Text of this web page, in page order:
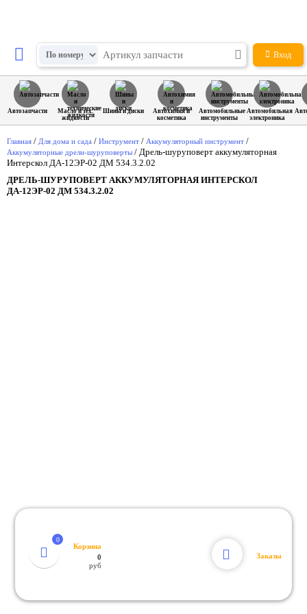
Вход
Корзина
0
руб
Заказы
Автозапчасти
Масло и тех.
жидкости
Шины и диски
Автохимия и
косметика
Автомобильные
инструменты
Автомобильная
электроника
Главная / Для дома и сада / Инструмент / Аккумуляторный инструмент /
Аккумуляторные дрели-шуруповерты / Дрель-шуруповерт аккумуляторная
Интерскол ДА-12ЭР-02 ДМ 534.3.2.02
ДРЕЛЬ-ШУРУПОВЕРТ АККУМУЛЯТОРНАЯ ИНТЕРСКОЛ
ДА-12ЭР-02 ДМ 534.3.2.02